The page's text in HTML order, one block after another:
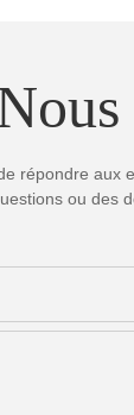
répondre
ou des